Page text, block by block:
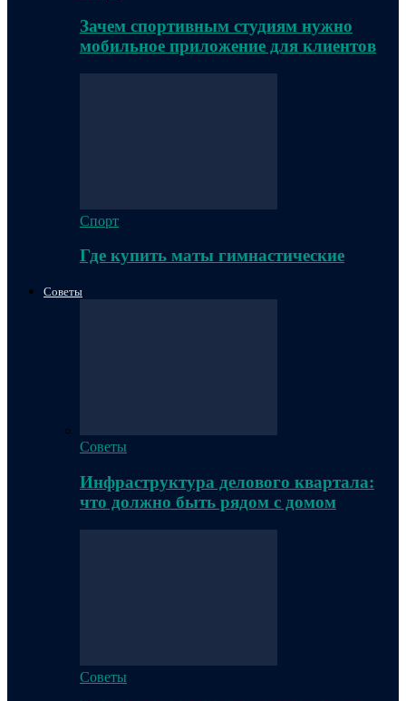
Зачем спортивным студиям нужно
мобильное приложение для клиентов
Спорт
Где купить маты гимнастические
Советы
Советы
Инфраструктура делового квартала:
что должно быть рядом с домом
Советы